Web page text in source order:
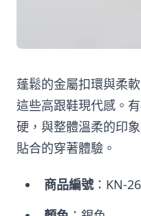
蓬鬆的金屬扣環與柔
這些高跟鞋現代感。
硬，與整體溫柔的印
貼合的穿著體驗。
商品編號 ：KN-